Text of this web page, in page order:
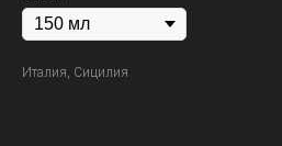
Италия, Сицилия